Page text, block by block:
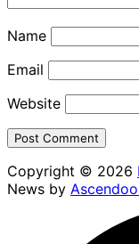
Name
Email
Website
Copyright © 2026
News by